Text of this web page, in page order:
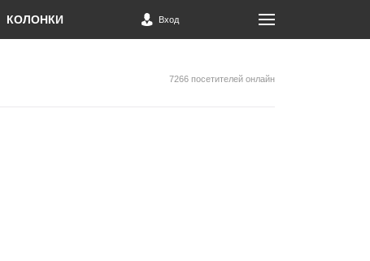
КОЛОНКИ Вход
7266 посетителей онлайн